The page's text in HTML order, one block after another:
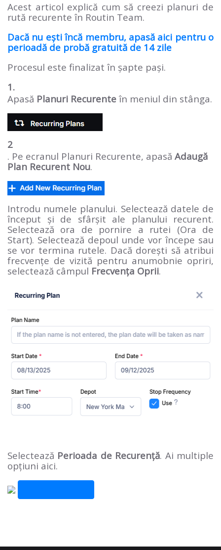
Acest articol explică cum să creezi planuri de
rută recurente în Routin Team.
Dacă nu ești încă membru, apasă aici pentru o
perioadă de probă gratuită de 14 zile
Procesul este finalizat în șapte pași.
1.
Apasă Planuri Recurente în meniul din stânga.
2
. Pe ecranul Planuri Recurente, apasă Adaugă
Plan Recurent Nou.
Introdu numele planului. Selectează datele de
început și de sfârșit ale planului recurent.
Selectează ora de pornire a rutei (Ora de
Start). Selectează depoul unde vor începe sau
se vor termina rutele. Dacă dorești să atribui
frecvențe de vizită pentru anumobnie opriri,
selectează câmpul Frecvența Oprii.
Selectează Perioada de Recurență. Ai multiple
opțiuni aici.